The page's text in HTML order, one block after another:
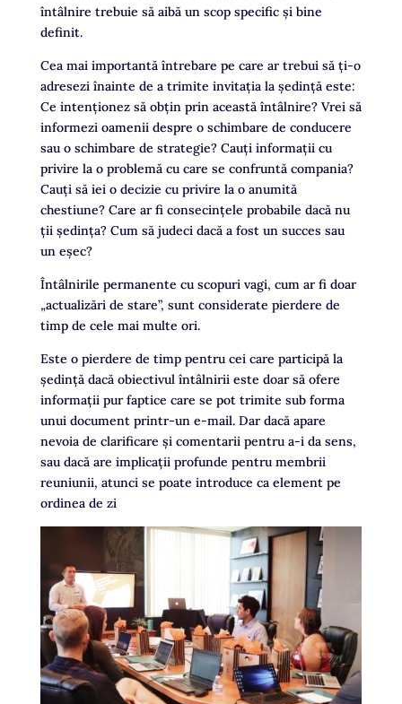
întâlnire trebuie să aibă un scop specific și bine
definit.
Cea mai importantă întrebare pe care ar trebui să ţi-o
adresezi înainte de a trimite invitaţia la şedinţă este:
Ce intenționez să obţin prin această întâlnire? Vrei să
informezi oamenii despre o schimbare de conducere
sau o schimbare de strategie? Cauţi informații cu
privire la o problemă cu care se confruntă compania?
Cauţi să iei o decizie cu privire la o anumită
chestiune? Care ar fi consecințele probabile dacă nu
ții şedinţa? Cum să judeci dacă a fost un succes sau
un eșec?
Întâlnirile permanente cu scopuri vagi, cum ar fi doar
„actualizări de stare”, sunt considerate pierdere de
timp de cele mai multe ori.
Este o pierdere de timp pentru cei care participă la
şedinţă dacă obiectivul întâlnirii este doar să ofere
informații pur faptice care se pot trimite sub forma
unui document printr-un e-mail. Dar dacă apare
nevoia de clarificare și comentarii pentru a-i da sens,
sau dacă are implicații profunde pentru membrii
reuniunii, atunci se poate introduce ca element pe
ordinea de zi